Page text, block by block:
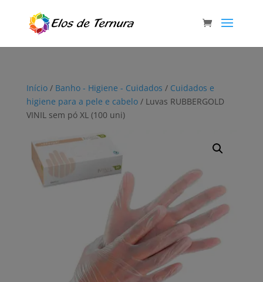
Início/ Banho - Higiene - Cuidados / Cuidados e
higiene para a pele e cabelo/ Luvas RUBBERGOLD
VINIL sem pó XL (100 uni)